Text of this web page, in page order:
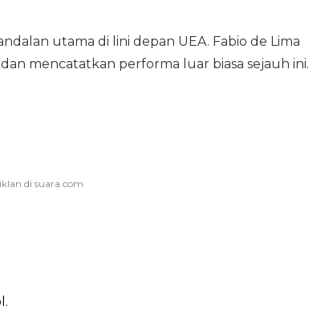
utama di lini depan UEA. Fabio de Lima
mencatatkan performa luar biasa sejauh ini.